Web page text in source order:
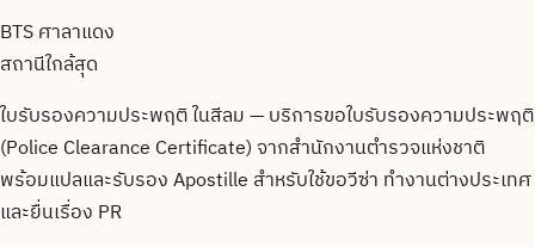
BTS ศาลาแดง
สถานีใกล้สุด
ใบรับรองความประพฤติ ในสีลม — บริการขอใบรับรองความประพฤติ
(Police Clearance Certificate) จากสำนักงานตำรวจแห่งชาติ
พร้อมแปลและรับรอง Apostille สำหรับใช้ขอวีซ่า ทำงานต่างประเทศ
และยื่นเรื่อง PR